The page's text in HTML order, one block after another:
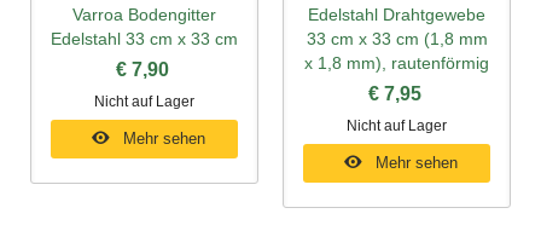
Varroa Bodengitter
Edelstahl 33 cm x 33 cm
€ 7,90
Nicht auf Lager
Mehr sehen
Edelstahl Drahtgewebe
33 cm x 33 cm (1,8 mm
x 1,8 mm), rautenförmig
€ 7,95
Nicht auf Lager
Mehr sehen